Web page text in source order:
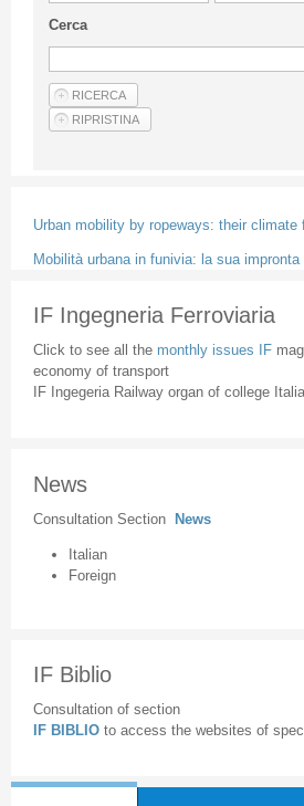
Privacy & Policy
Articles
Cerca
Urban mobility by ropeways: their climate
Mobilità urbana in funivia: la sua
IF Ingegneria Ferroviaria
Click to see all the monthly issues IF
economy of transport
IF Ingegeria Railway organ of college
News
Consultation Section News
Italian
Foreign
IF Biblio
Consultation of section
IF BIBLIO to access the websites of